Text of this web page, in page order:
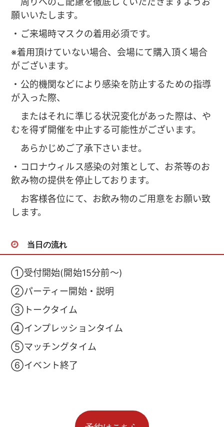
願いいたします。
・ご来場時マスクの着用必須です。
※着用頂けていない場合、会場にて購入頂く場合
がございます。
・公的機関などにより感染を防止するための指導
が入った際、
またはそれに準じる状況変化があった際は、や
むを得ず開催を中止する可能性がございます。
あらかじめご了承下さいませ。
・コロナウィルス感染の対策として、お茶等のお
飲み物の提供を停止しております。
お客様各位にて、お飲み物のご用意をお願い致
します。
当日の流れ
①受付開始(開始15分前～)
②パーティー開始・説明
③トークタイム
④インプレッションタイム
⑤マッチングタイム
⑥イベント終了